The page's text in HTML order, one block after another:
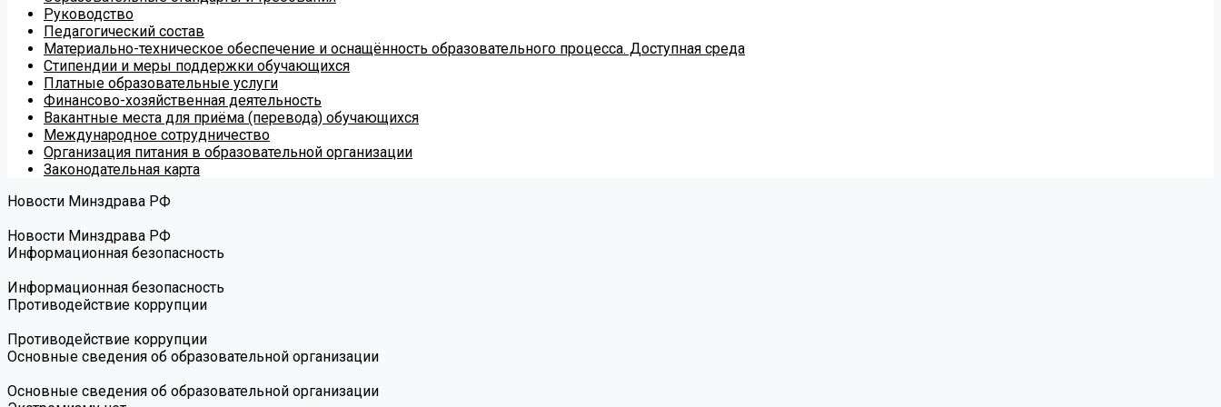
Руководство
Педагогический состав
Материально-техническое обеспечение и оснащённость образовательного процесса. Доступная среда
Стипендии и меры поддержки обучающихся
Платные образовательные услуги
Финансово-хозяйственная деятельность
Вакантные места для приёма (перевода) обучающихся
Международное сотрудничество
Организация питания в образовательной организации
Законодательная карта
Новости Минздрава РФ
Новости Минздрава РФ
Информационная безопасность
Информационная безопасность
Противодействие коррупции
Противодействие коррупции
Основные сведения об образовательной организации
Основные сведения об образовательной организации